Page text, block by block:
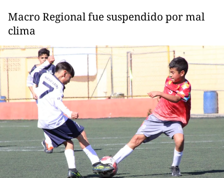
Macro Regional fue suspendido por mal
clima